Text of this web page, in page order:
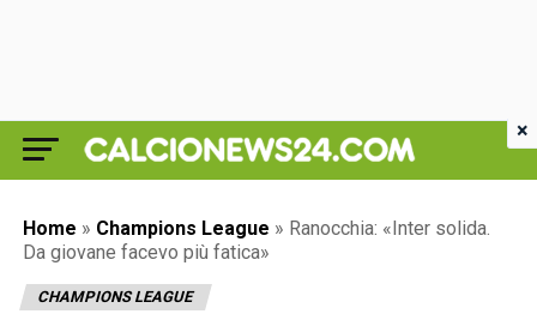
Home » Champions League » Ranocchia: «Inter solida.
Da giovane facevo più fatica»
CHAMPIONS LEAGUE
×